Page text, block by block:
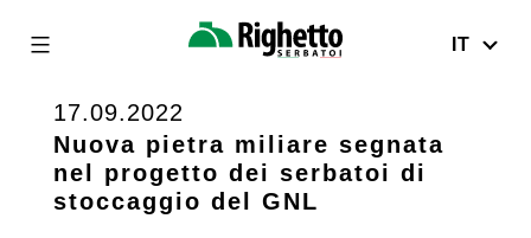
content
Righetto
IT
17.09.2022
Nuova pietra miliare segnata
nel progetto dei serbatoi di
stoccaggio del GNL